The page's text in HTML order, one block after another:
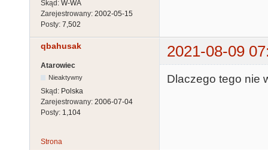
Skąd: W-WA
Zarejestrowany: 2002-05-15
Posty: 7,502
qbahusak 2021-08-09
Atarowiec
Nieaktywny
Skąd: Polska
Zarejestrowany: 2006-07-04
Posty: 1,104
Dlaczego tego nie
Strona